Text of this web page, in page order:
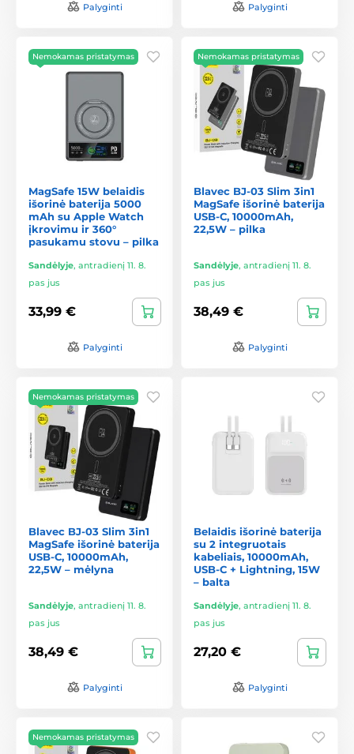
Palyginti Palyginti
Nemokamas pristatymas
MagSafe 15W belaidis
išorinė baterija 5000
mAh su Apple Watch
įkrovimu ir 360°
pasukamu stovu – pilka
Sandėlyje, antradienį 11. 8.
pas jus
33,99 €
Palyginti
Nemokamas pristatymas
Blavec BJ-03 Slim 3in1
MagSafe išorinė baterija
USB-C, 10000mAh,
22,5W – pilka
Sandėlyje, antradienį 11. 8.
pas jus
38,49 €
Palyginti
Nemokamas pristatymas
Blavec BJ-03 Slim 3in1
MagSafe išorinė baterija
USB-C, 10000mAh,
22,5W – mėlyna
Sandėlyje, antradienį 11. 8.
pas jus
38,49 €
Palyginti
Belaidis išorinė baterija
su 2 integruotais
kabeliais, 10000mAh,
USB-C + Lightning, 15W
– balta
Sandėlyje, antradienį 11. 8.
pas jus
27,20 €
Palyginti
Nemokamas pristatymas